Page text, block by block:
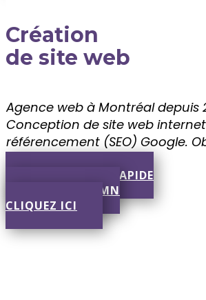
Création
de site web
Agence web à Montréal depuis
Conception de site web
référencement (SEO) Google.
SOUMISSION RAPIDE
RÉPONSE EN 30 MN
CLIQUEZ ICI